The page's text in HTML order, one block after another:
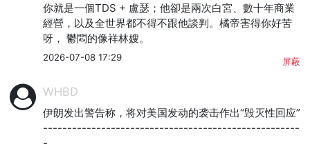
你就是一個TDS + 盧瑟；他卻是兩次白宮、數十年商業
經營，以及全世界都不得不跟他談判。橘帝害得你好苦
呀， 鬱悶的像祥林嫂。
2026-07-08 17:29 屏蔽
WHBD
伊朗发出警告称，将对美国发动的袭击作出“毁灭性回应”
-----------------------------------------------------
-